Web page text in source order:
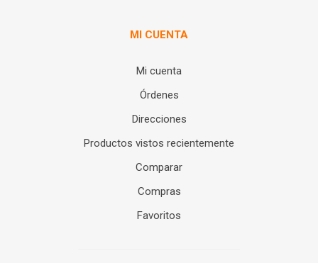
MI CUENTA
Mi cuenta
Órdenes
Direcciones
Productos vistos recientemente
Comparar
Compras
Favoritos